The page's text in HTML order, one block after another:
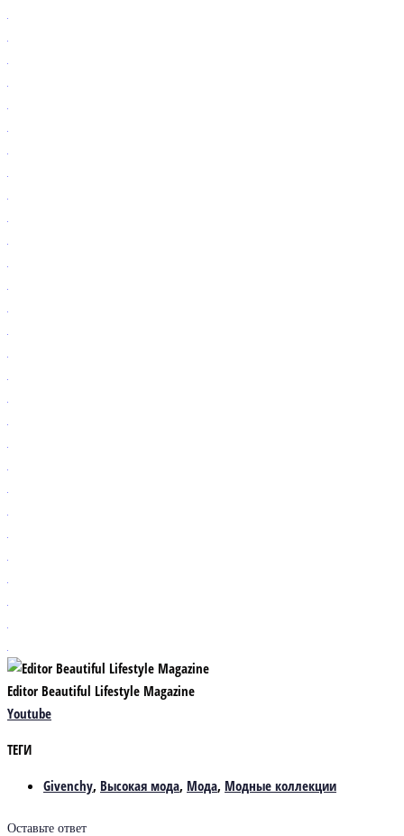
Editor Beautiful Lifestyle Magazine
Youtube
ТЕГИ
Givenchy, Высокая мода, Мода, Модные коллекции
Оставьте ответ